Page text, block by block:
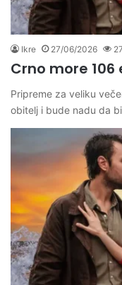
Ikre 27/06/2026
Crno more 106
Pripreme za veliku
obitelj i bude nadu da